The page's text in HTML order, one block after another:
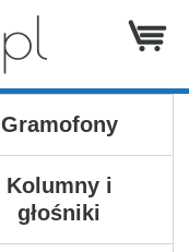
Gramofony
Kolumny i
głośniki